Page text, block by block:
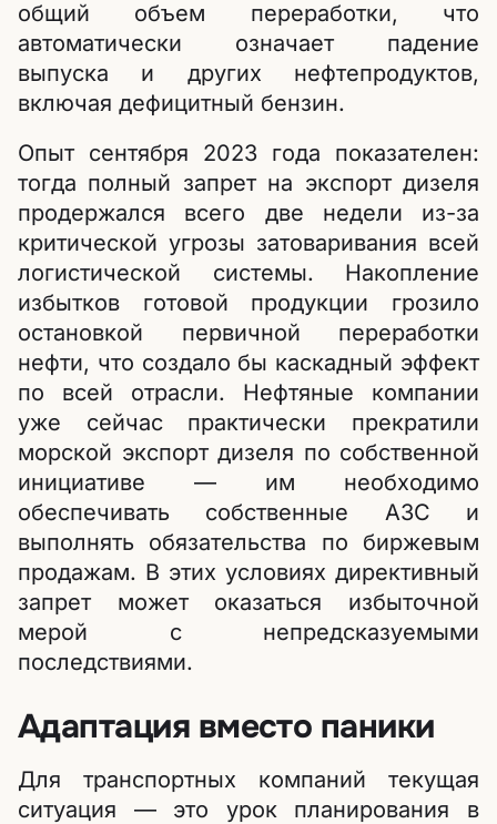
общий объем переработки, что
автоматически означает падение
выпуска и других нефтепродуктов,
включая дефицитный бензин.
Опыт сентября 2023 года показателен:
тогда полный запрет на экспорт дизеля
продержался всего две недели из-за
критической угрозы затоваривания всей
логистической системы. Накопление
избытков готовой продукции грозило
остановкой первичной переработки
нефти, что создало бы каскадный эффект
по всей отрасли. Нефтяные компании
уже сейчас практически прекратили
морской экспорт дизеля по собственной
инициативе — им необходимо
обеспечивать собственные АЗС и
выполнять обязательства по биржевым
продажам. В этих условиях директивный
запрет может оказаться избыточной
мерой с непредсказуемыми
последствиями.
Адаптация вместо паники
Для транспортных компаний текущая
ситуация — это урок планирования в